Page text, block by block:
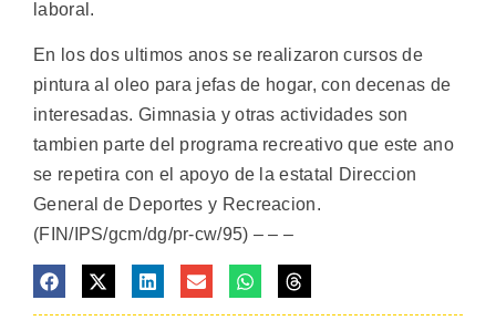
laboral.
En los dos ultimos anos se realizaron cursos de
pintura al oleo para jefas de hogar, con decenas de
interesadas. Gimnasia y otras actividades son
tambien parte del programa recreativo que este ano
se repetira con el apoyo de la estatal Direccion
General de Deportes y Recreacion.
(FIN/IPS/gcm/dg/pr-cw/95) – – –